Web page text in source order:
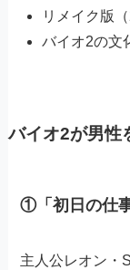
リメイク版
バイオ2の文
バイオ2が男性
①「初日の仕
主人公レオン・